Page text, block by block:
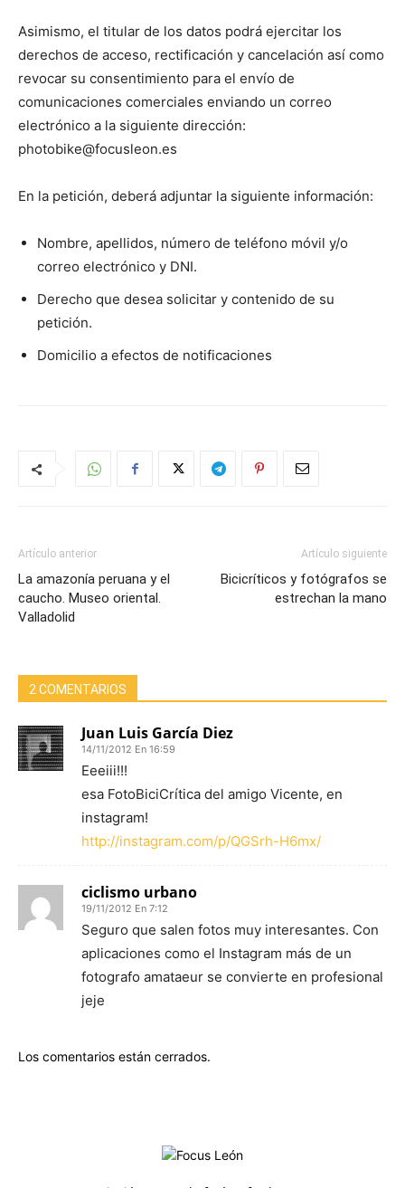
Asimismo, el titular de los datos podrá ejercitar los
derechos de acceso, rectificación y cancelación así como
revocar su consentimiento para el envío de
comunicaciones comerciales enviando un correo
electrónico a la siguiente dirección:
photobike@focusleon.es
En la petición, deberá adjuntar la siguiente información:
Nombre, apellidos, número de teléfono móvil y/o
correo electrónico y DNI.
Derecho que desea solicitar y contenido de su
petición.
Domicilio a efectos de notificaciones
Artículo anterior
La amazonía peruana y el
caucho. Museo oriental.
Valladolid
Artículo siguiente
Bicicríticos y fotógrafos se
estrechan la mano
2 COMENTARIOS
Juan Luis García Diez
14/11/2012 En 16:59
Eeeiii!!!
esa FotoBiciCrítica del amigo Vicente, en
instagram!
http://instagram.com/p/QGSrh-H6mx/
ciclismo urbano
19/11/2012 En 7:12
Seguro que salen fotos muy interesantes. Con
aplicaciones como el Instagram más de un
fotografo amataeur se convierte en profesional
jeje
Los comentarios están cerrados.